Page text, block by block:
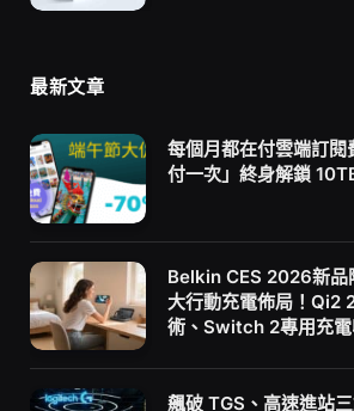
最新文章
每個月都在付雲端訂閱
付一次」終身解鎖
Belkin CES 2026新品
大行動充電佈局！Qi2
術、Switch 2專用充
飆破 TGS、高速進站